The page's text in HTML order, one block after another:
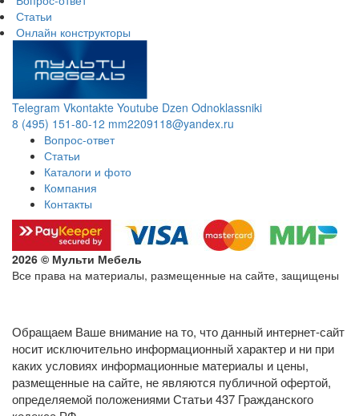
Статьи
Онлайн конструкторы
Telegram Vkontakte Youtube Dzen Odnoklassniki
8 (495) 151-80-12 mm2209118@yandex.ru
Вопрос-ответ
Статьи
Каталоги и фото
Компания
Контакты
2026 © Мульти Мебель
Все права на материалы, размещенные на сайте, защищены
Обращаем Ваше внимание на то, что данный интернет-сайт
носит исключительно информационный характер и ни при
каких условиях информационные материалы и цены,
размещенные на сайте, не являются публичной офертой,
определяемой положениями Статьи 437 Гражданского